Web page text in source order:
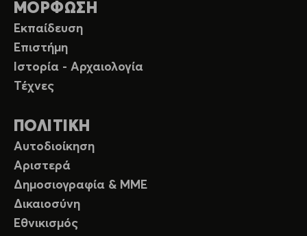
ΜΟΡΦΩΣΗ
Εκπαίδευση
Επιστήμη
Ιστορία - Αρχαιολογία
Τέχνες
ΠΟΛΙΤΙΚΗ
Αυτοδιοίκηση
Αριστερά
Δημοσιογραφία & ΜΜΕ
Δικαιοσύνη
Εθνικισμός